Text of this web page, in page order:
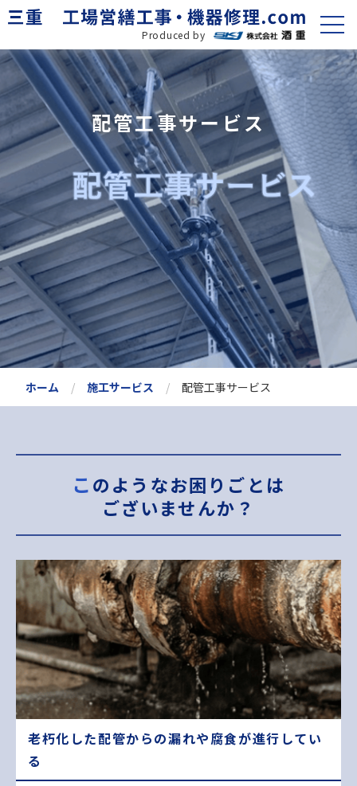
Produced by
配管工事サービス
ホーム 施工サービス 配管工事サービス
このようなお困りごとは
ございませんか？
老朽化した配管からの漏れや腐食が進行してい
る